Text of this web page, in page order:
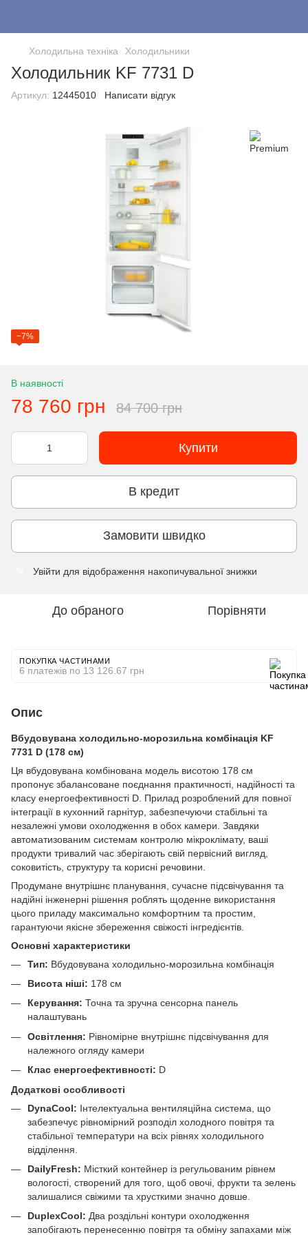
Холодильна техніка Холодильники
Холодильник KF 7731 D
Артикул: 12445010 Написати відгук
−7%
В наявності
78 760 грн 84 700 грн
Купити
В кредит
Замовити швидко
Увійти для відображення накопичувальної знижки
До обраного Порівняти
ПОКУПКА ЧАСТИНАМИ
6 платежів по 13 126.67 грн
Опис
Вбудовувана холодильно-морозильна комбінація KF
7731 D (178 см)
Ця вбудовувана комбінована модель висотою 178 см
пропонує збалансоване поєднання практичності, надійності та
класу енергоефективності D. Прилад розроблений для повної
інтеграції в кухонний гарнітур, забезпечуючи стабільні та
незалежні умови охолодження в обох камери. Завдяки
автоматизованим системам контролю мікроклімату, ваші
продукти тривалий час зберігають свій первісний вигляд,
соковитість, структуру та корисні речовини.
Продумане внутрішнє планування, сучасне підсвічування та
надійні інженерні рішення роблять щоденне використання
цього приладу максимально комфортним та простим,
гарантуючи якісне збереження свіжості інгредієнтів.
Основні характеристики
Тип: Вбудовувана холодильно-морозильна комбінація
Висота ніші: 178 см
Керування: Точна та зручна сенсорна панель
налаштувань
Освітлення: Рівномірне внутрішнє підсвічування для
належного огляду камери
Клас енергоефективності: D
Додаткові особливості
DynaCool: Інтелектуальна вентиляційна система, що
забезпечує рівномірний розподіл холодного повітря та
стабільної температури на всіх рівнях холодильного
відділення.
DailyFresh: Місткий контейнер із регульованим рівнем
вологості, створений для того, щоб овочі, фрукти та зелень
залишалися свіжими та хрусткими значно довше.
DuplexCool: Два роздільні контури охолодження
запобігають перенесенню повітря та обміну запахами між